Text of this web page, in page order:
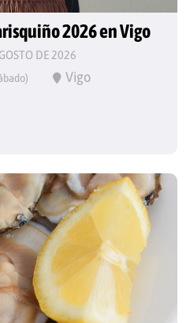
2026 en Vigo
DE 2026
Vigo